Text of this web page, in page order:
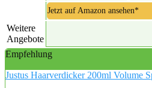
Jetzt auf Amazon ansehen*
Weitere
Angebote
Empfehlung
Justus Haarverdicker 200ml Volume